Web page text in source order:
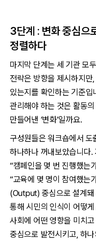
3단계 : 변화 중심으
정렬하다
마지막 단계는 세 기관 모
전략은 방향을 제시하지
있는지를 확인하는 기준입
관리해야 하는 것은 활동의
만들어낸 ‘변화’일까요.
구성원들은 워크숍에서 도
하나하나 꺼내보았습니다.
“캠페인을 몇 번 진행했는
“교육에 몇 명이 참여했는
(Output) 중심으로 설계돼
통해 시민의 인식이 어떻
사회에 어떤 영향을 미치
중심으로 발전시키고, 하